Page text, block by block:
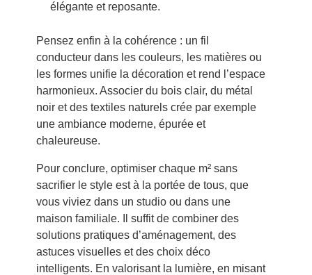
élégante et reposante.
Pensez enfin à la cohérence : un fil
conducteur dans les couleurs, les matières ou
les formes unifie la décoration et rend l’espace
harmonieux. Associer du bois clair, du métal
noir et des textiles naturels crée par exemple
une ambiance moderne, épurée et
chaleureuse.
Pour conclure, optimiser chaque m² sans
sacrifier le style est à la portée de tous, que
vous viviez dans un studio ou dans une
maison familiale. Il suffit de combiner des
solutions pratiques d’aménagement, des
astuces visuelles et des choix déco
intelligents. En valorisant la lumière, en misant